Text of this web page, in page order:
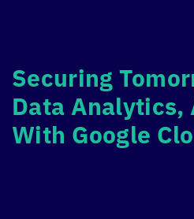
Securing
Data
With Google